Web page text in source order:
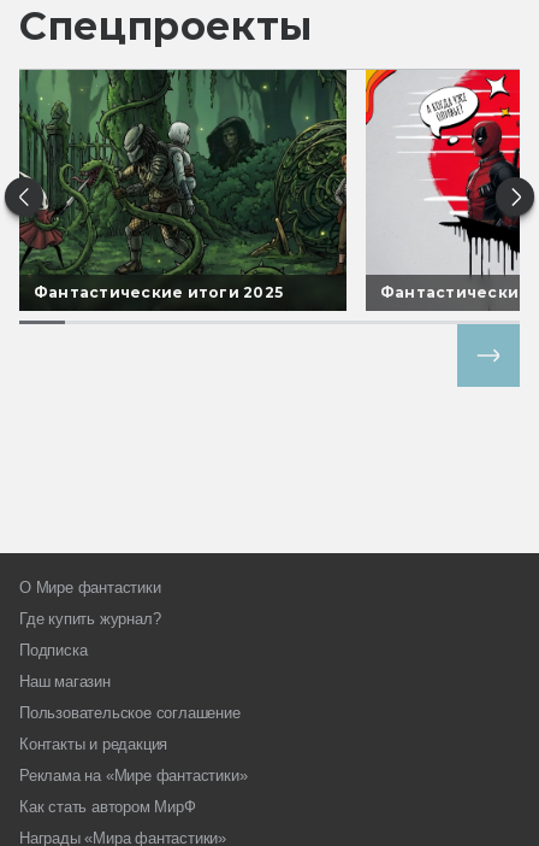
Спецпроекты
Фантастические итоги 2025 Фантастические
О Мире фантастики
Где купить журнал?
Подписка
Наш магазин
Пользовательское соглашение
Контакты и редакция
Реклама на «Мире фантастики»
Как стать автором МирФ
Награды «Мира фантастики»